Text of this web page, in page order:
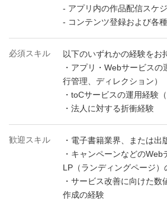
- アプリ内の作品配信スケ
- コンテンツ登録および各
必須スキル
以下のいずれかの経験をお
・アプリ・Webサービス
行管理、ディレクション）
・toCサービスの運用経験
・法人に対する折衝経験
歓迎スキル
・電子書籍業界、または出
・キャンペーンなどの
LP（ランディングページ
・サービス改善に向けた数
作成の経験